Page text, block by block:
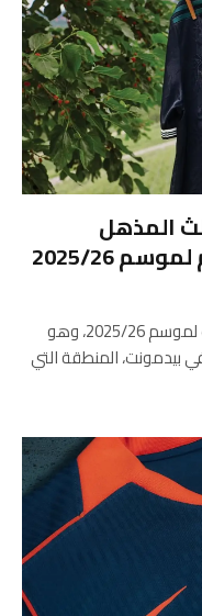
المذهل
2025/26
كشف يوفنتوس النقاب عن قميصه الثالث لموسم 2025/26، وهو
المنطقة التي